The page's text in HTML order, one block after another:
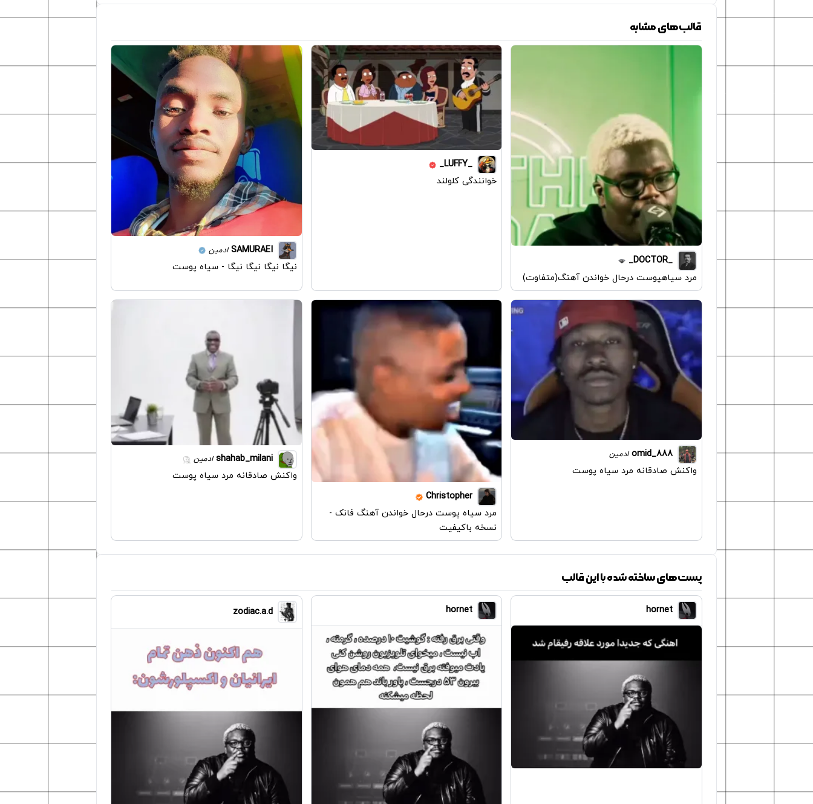
قالب‌های مشابه
_DOCTOR_
مرد سیاهپوست درحال خواندن آهنگ(متفاوت)
_LUFFY_
خوانندگی کلولند
SAMURAEI ادمین
نیگا نیگا نیگا نیگا - سیاه پوست
omid_888 ادمین
واکنش صادقانه مرد سیاه پوست
Christopher
مرد سیاه پوست درحال خواندن آهنگ فانک -
نسخه باکیفیت
shahab_milani ادمین
واکنش صادقانه مرد سیاه پوست
پست‌های ساخته شده با این قالب
hornet
hornet
zodiac.a.d